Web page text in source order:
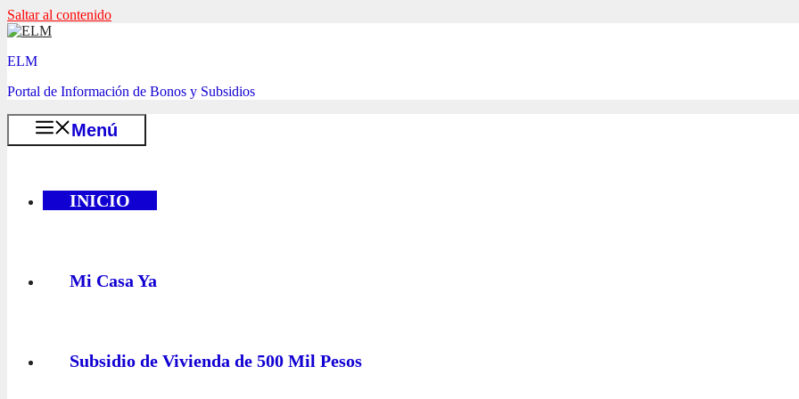
Saltar al contenido
ELM
Portal de Información de Bonos y Subsidios
Menú
INICIO
Mi Casa Ya
Subsidio de Vivienda de 500 Mil Pesos